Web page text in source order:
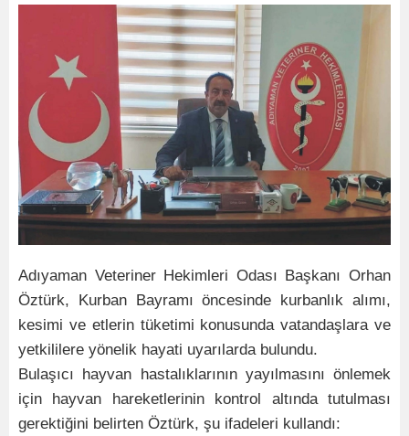
Adıyaman Veteriner Hekimleri Odası Başkanı Orhan
Öztürk, Kurban Bayramı öncesinde kurbanlık alımı,
kesimi ve etlerin tüketimi konusunda vatandaşlara ve
yetkililere yönelik hayati uyarılarda bulundu.
Bulaşıcı hayvan hastalıklarının yayılmasını önlemek
için hayvan hareketlerinin kontrol altında tutulması
gerektiğini belirten Öztürk, şu ifadeleri kullandı: